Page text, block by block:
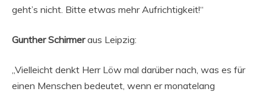
geht’s nicht. Bitte etwas mehr Aufrichtigkeit!“
Gunther Schirmeraus Leipzig:
„Vielleicht denkt Herr Löw mal darüber nach, was es für
einen Menschen bedeutet, wenn er monatelang